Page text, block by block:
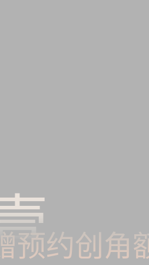
预约创角